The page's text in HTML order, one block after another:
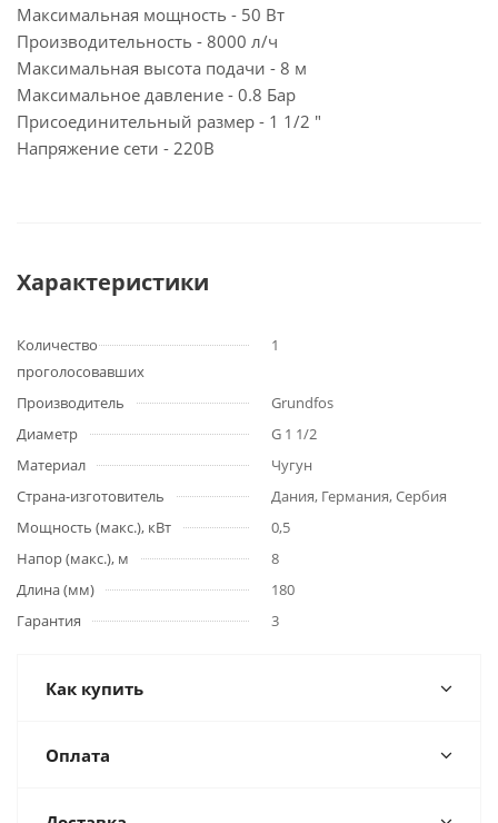
Максимальная мощность - 50 Вт
Производительность - 8000 л/ч
Максимальная высота подачи - 8 м
Максимальное давление - 0.8 Бар
Присоединительный размер - 1 1/2 "
Напряжение сети - 220В
Характеристики
Количество
проголосовавших
1
Производитель
Grundfos
Диаметр
G 1 1/2
Материал
Чугун
Страна-изготовитель
Дания, Германия, Сербия
Мощность (макс.), кВт
0,5
Напор (макс.), м
8
Длина (мм)
180
Гарантия
3
Как купить
Оплата